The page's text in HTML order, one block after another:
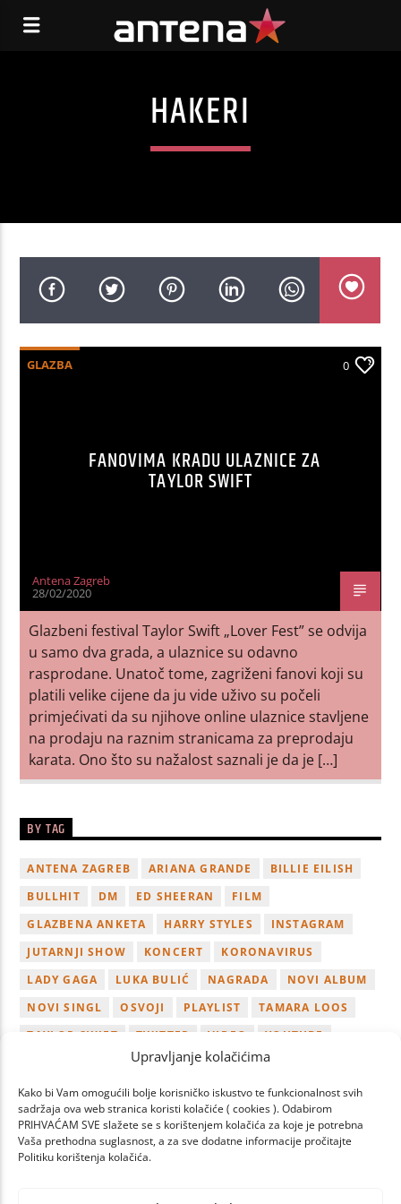
Upravljanje kolačićima
Kako bi Vam omogućili bolje korisničko iskustvo te funkcionalnost svih
sadržaja ova web stranica koristi kolačiće ( cookies ). Odabirom
PRIHVAĆAM SVE slažete se s korištenjem kolačića za koje je potrebna
Vaša prethodna suglasnost, a za sve dodatne informacije pročitajte
Politiku korištenja kolačića.
HAKERI
GLAZBA 0
FANOVIMA KRADU ULAZNICE ZA
TAYLOR SWIFT
Antena Zagreb
28/02/2020
Glazbeni festival Taylor Swift „Lover Fest” se odvija
u samo dva grada, a ulaznice su odavno
rasprodane. Unatoč tome, zagriženi fanovi koji su
platili velike cijene da ju vide uživo su počeli
primjećivati da su njihove online ulaznice stavljene
na prodaju na raznim stranicama za preprodaju
karata. Ono što su nažalost saznali je da je […]
BY TAG
ANTENA ZAGREB ARIANA GRANDE
BILLIE EILISH
BULLHIT
DM ED SHEERAN
FILM
GLAZBENA ANKETA
HARRY STYLES
INSTAGRAM
JUTARNJI SHOW
KONCERT
KORONAVIRUS
LADY GAGA
LUKA BULIĆ NAGRADA
NOVI ALBUM
NOVI SINGL
OSVOJI PLAYLIST
TAMARA LOOS
TAYLOR SWIFT
TWITTER VIDEO
YOUTUBE